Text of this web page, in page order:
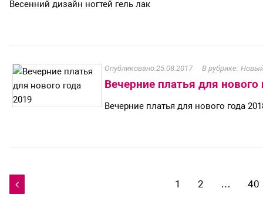
Весенний дизайн ногтей гель лак
25.08.2017
Вечерние платья для нового
Вечерние платья для нового года
Навигация
 1 2 … 40